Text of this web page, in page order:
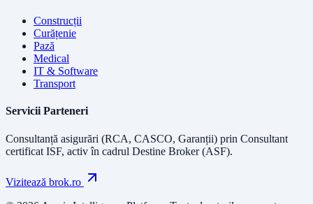
Construcții
Curățenie
Pază
Medical
IT & Software
Transport
Servicii Parteneri
Consultanță asigurări (RCA, CASCO, Garanții) prin Consultant
certificat ISF, activ în cadrul Destine Broker (ASF).
Vizitează brok.ro